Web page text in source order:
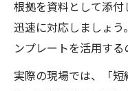
重要性
建設見積書
強化
別途工事費
根拠を資料として添
迅速に対応しましょ
ンプレートを活用する
実際の現場では、「